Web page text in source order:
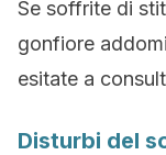
Se soffrite di
gonfiore
esitate a
Disturbi del